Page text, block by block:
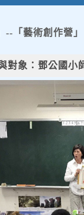
「藝術創作營」
對象：鄧公國小